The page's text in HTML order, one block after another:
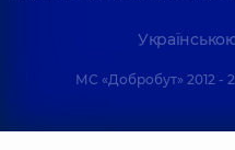
МС «Добробут» 2012 -